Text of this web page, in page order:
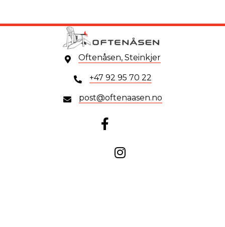
Oftenåsen, Steinkjer
+47 92 95 70 22
post@oftenaasen.no